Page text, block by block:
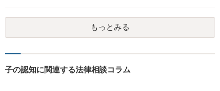
す。 また、認知されたことを前提に、父親として子を養う義務があり
ますので、 養育費を請求できます。 ただ、極端な話相手に収入がなか
ったり、行方不明だったりすると、実際上の回収が難しい可能性はあ
ります。
もっとみる
子の認知に関連する法律相談コラム